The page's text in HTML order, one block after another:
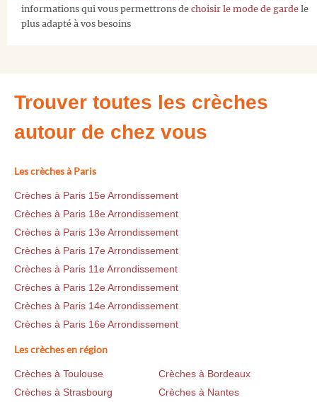
informations qui vous permettrons de choisir le mode de garde le
plus adapté à vos besoins
Trouver toutes les crèches
autour de chez vous
Les crèches à Paris
Crèches à Paris 15e Arrondissement
Crèches à Paris 18e Arrondissement
Crèches à Paris 13e Arrondissement
Crèches à Paris 17e Arrondissement
Crèches à Paris 11e Arrondissement
Crèches à Paris 12e Arrondissement
Crèches à Paris 14e Arrondissement
Crèches à Paris 16e Arrondissement
Les crèches en région
Crèches à Toulouse
Crèches à Bordeaux
Crèches à Strasbourg
Crèches à Nantes